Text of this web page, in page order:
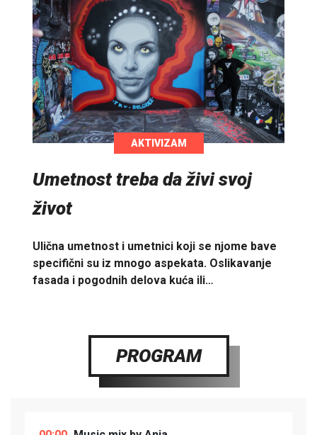
AKTIVIZAM
Umetnost treba da živi svoj
život
Ulična umetnost i umetnici koji se njome bave
specifični su iz mnogo aspekata. Oslikavanje
fasada i pogodnih delova kuća ili…
PROGRAM